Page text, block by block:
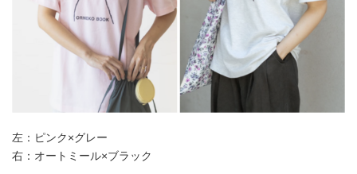
左：ピンク×グレー
右：オートミール×ブラック